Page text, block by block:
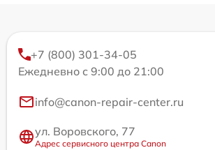
+7 (800) 301-34-05
Ежедневно с 9:00 до 21:00
info@canon-repair-center.ru
ул. Воровского, 77
Адрес сервисного центра Canon